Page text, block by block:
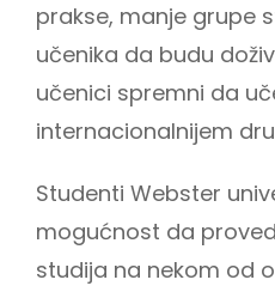
prakse, manje grupe
učenika da budu
učenici spremni da
internacionalnijem
Studenti Webster
mogućnost da
studija na nekom od